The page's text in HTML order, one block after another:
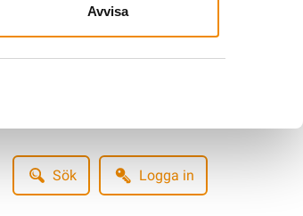
Avvisa
Sök Logga in